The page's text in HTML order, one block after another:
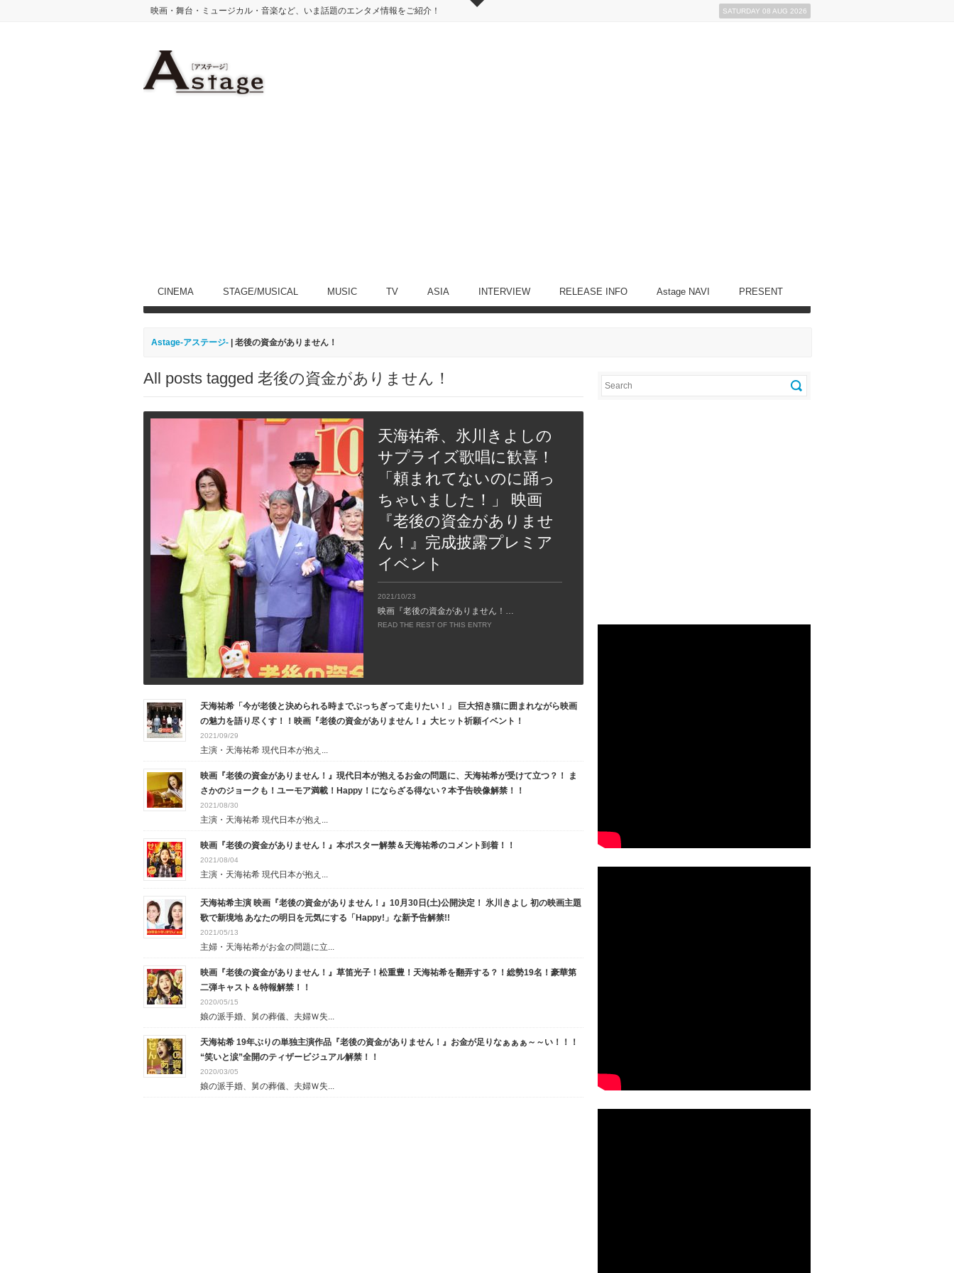
映画・舞台・ミュージカル・音楽など、いま話題のエンタメ情報をご紹介！ SATURDAY 08 AUG 2026
CINEMA STAGE/MUSICAL MUSIC TV ASIA INTERVIEW RELEASE INFO Astage NAVI PRESENT
Astage-アステージ- 老後の資金がありません！
All posts tagged 老後の資金がありません！
天海祐希、氷川きよしの
サプライズ歌唱に歓喜！
「頼まれてないのに踊っ
ちゃいました！」 映画
『老後の資金がありませ
ん！』完成披露プレミア
イベント
2021/10/23
映画『老後の資金がありません！…
READ THE REST OF THIS ENTRY
天海祐希「今が老後と決められる時までぶっちぎって走りたい！」 巨大招き猫に囲まれながら映画
の魅力を語り尽くす！！映画『老後の資金がありません！』大ヒット祈願イベント！
2021/09/29
主演・天海祐希 現代日本が抱え...
映画『老後の資金がありません！』現代日本が抱えるお金の問題に、天海祐希が受けて立つ？！ ま
さかのジョークも！ユーモア満載！Happy！にならざる得ない？本予告映像解禁！！
2021/08/30
主演・天海祐希 現代日本が抱え...
映画『老後の資金がありません！』本ポスター解禁＆天海祐希のコメント到着！！
2021/08/04
主演・天海祐希 現代日本が抱え...
天海祐希主演 映画『老後の資金がありません！』10月30日(土)公開決定！ 氷川きよし 初の映画主題
歌で新境地 あなたの明日を元気にする「Happy!」な新予告解禁!!
2021/05/13
主婦・天海祐希がお金の問題に立...
映画『老後の資金がありません！』草笛光子！松重豊！天海祐希を翻弄する？！総勢19名！豪華第
二弾キャスト＆特報解禁！！
2020/05/15
娘の派手婚、舅の葬儀、夫婦Ｗ失...
天海祐希 19年ぶりの単独主演作品『老後の資金がありません！』お金が足りなぁぁぁ～～い！！！
“笑いと涙”全開のティザービジュアル解禁！！
2020/03/05
娘の派手婚、舅の葬儀、夫婦Ｗ失...